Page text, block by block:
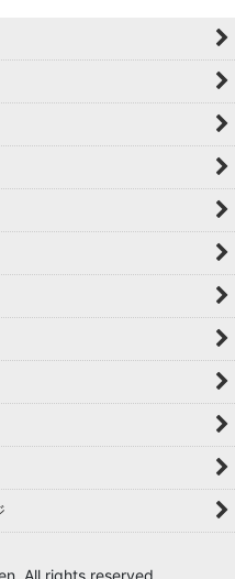
All rights reserved.